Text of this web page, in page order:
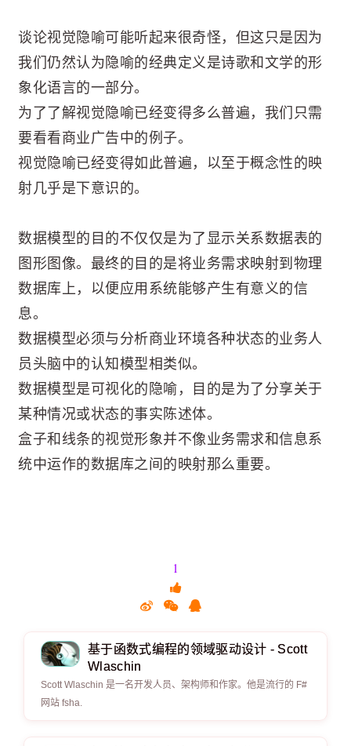
谈论视觉隐喻可能听起来很奇怪，但这只是因为
我们仍然认为隐喻的经典定义是诗歌和文学的形
象化语言的一部分。
为了了解视觉隐喻已经变得多么普遍，我们只需
要看看商业广告中的例子。
视觉隐喻已经变得如此普遍，以至于概念性的映
射几乎是下意识的。
数据模型的目的不仅仅是为了显示关系数据表的
图形图像。最终的目的是将业务需求映射到物理
数据库上，以便应用系统能够产生有意义的信
息。
数据模型必须与分析商业环境各种状态的业务人
员头脑中的认知模型相类似。
数据模型是可视化的隐喻，目的是为了分享关于
某种情况或状态的事实陈述体。
盒子和线条的视觉形象并不像业务需求和信息系
统中运作的数据库之间的映射那么重要。
1
基于函数式编程的领域驱动设计 - Scott
Wlaschin
Scott Wlaschin 是一名开发人员、架构师和作家。他是流行的 F#
网站 fsha.